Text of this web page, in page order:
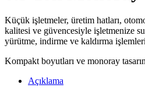
Küçük işletmeler, üretim hatları,
kalitesi ve güvencesiyle işletmenize
yürütme, indirme ve kaldırma
Kompakt boyutları ve monoray
Açıklama